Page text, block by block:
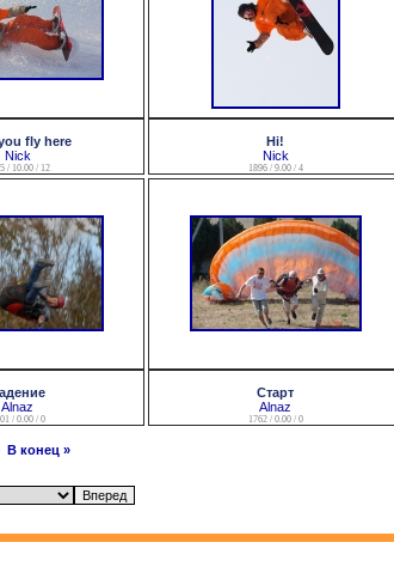
fly here
Nick
/ 10.00 / 12
Hi!
Nick
1896 / 9.00 / 4
Alnaz
/ 0.00 / 0
Старт
Alnaz
1762 / 0.00 / 0
В конец »